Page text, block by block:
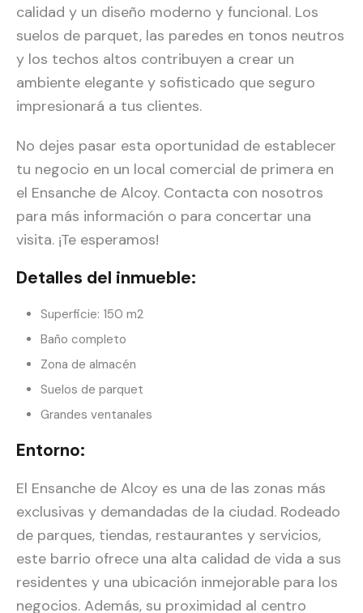
calidad y un diseño moderno y funcional. Los
suelos de parquet, las paredes en tonos neutros
y los techos altos contribuyen a crear un
ambiente elegante y sofisticado que seguro
impresionará a tus clientes.
No dejes pasar esta oportunidad de establecer
tu negocio en un local comercial de primera en
el Ensanche de Alcoy. Contacta con nosotros
para más información o para concertar una
visita. ¡Te esperamos!
Detalles del inmueble:
Superficie: 150 m2
Baño completo
Zona de almacén
Suelos de parquet
Grandes ventanales
Entorno:
El Ensanche de Alcoy es una de las zonas más
exclusivas y demandadas de la ciudad. Rodeado
de parques, tiendas, restaurantes y servicios,
este barrio ofrece una alta calidad de vida a sus
residentes y una ubicación inmejorable para los
negocios. Además, su proximidad al centro